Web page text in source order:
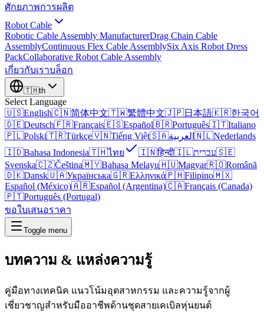
ศักยภาพการผลิต
Robot Cable
Robotic Cable Assembly ManufacturerDrag Chain Cable
AssemblyContinuous Flex Cable AssemblySix Axis Robot Dress
PackCollaborative Robot Cable Assembly
เกี่ยวกับเราบล็อก
🇹🇭th
Select Language
🇺🇸English🇨🇳简体中文🇹🇼繁體中文🇯🇵日本語🇰🇷한국어
🇩🇪Deutsch🇫🇷Français🇪🇸Español🇧🇷Português🇮🇹Italiano
🇵🇱Polski🇹🇷Türkçe🇻🇳Tiếng Việt🇸🇦العربية 🇳🇱Nederlands
🇮🇩Bahasa Indonesia🇹🇭ไทย 🇮🇳हिन्दी🇮🇱עברית🇸🇪
Svenska🇨🇿Čeština🇲🇾Bahasa Melayu🇭🇺Magyar🇷🇴Română
🇩🇰Dansk🇺🇦Українська🇬🇷Ελληνικά🇵🇭Filipino🇲🇽
Español (México)🇦🇷Español (Argentina)🇨🇦Français (Canada)
🇵🇹Português (Portugal)
ขอใบเสนอราคา
Toggle menu
บทความ & แหล่งความรู้
คู่มือทางเทคนิค แนวโน้มอุตสาหกรรม และความรู้จากผู้
เชี่ยวชาญสำหรับมืออาชีพด้านชุดสายเคเบิลหุ่นยนต์